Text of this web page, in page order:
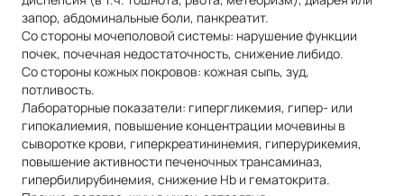
запор, абдоминальные боли, панкреатит.
Со стороны мочеполовой системы: нарушение функции
почек, почечная недостаточность, снижение либидо.
Со стороны кожных покровов: кожная сыпь, зуд,
потливость.
Лабораторные показатели: гипергликемия, гипер- или
гипокалиемия, повышение концентрации мочевины в
сыворотке крови, гиперкреатининемия, гиперурикемия,
повышение активности печеночных трансаминаз,
гипербилирубинемия, снижение Hb и гематокрита.